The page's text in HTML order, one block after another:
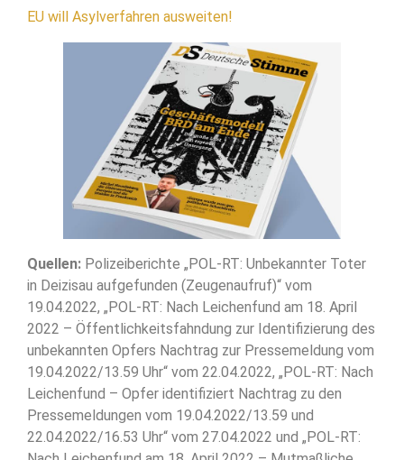
EU will Asylverfahren ausweiten!
Quellen: Polizeiberichte „POL-RT: Unbekannter Toter
in Deizisau aufgefunden (Zeugenaufruf)“ vom
19.04.2022, „POL-RT: Nach Leichenfund am 18. April
2022 – Öffentlichkeitsfahndung zur Identifizierung des
unbekannten Opfers Nachtrag zur Pressemeldung vom
19.04.2022/13.59 Uhr“ vom 22.04.2022, „POL-RT: Nach
Leichenfund – Opfer identifiziert Nachtrag zu den
Pressemeldungen vom 19.04.2022/13.59 und
22.04.2022/16.53 Uhr“ vom 27.04.2022 und „POL-RT: